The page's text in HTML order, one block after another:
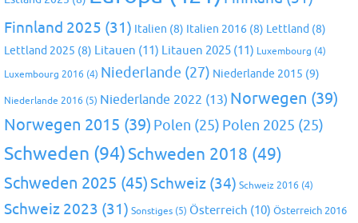
Finnland 2025 (31) Italien (8) Italien 2016 (8) Lettland (8)
Lettland 2025 (8) Litauen (11) Litauen 2025 (11) Luxembourg (4)
Luxembourg 2016 (4) Niederlande (27) Niederlande 2015 (9)
Niederlande 2016 (5) Niederlande 2022 (13) Norwegen (39)
Norwegen 2015 (39) Polen (25) Polen 2025 (25)
Schweden (94)Schweden 2018 (49)
Schweden 2025 (45)Schweiz (34) Schweiz 2016 (4)
Schweiz 2023 (31) Sonstiges (5) Österreich (10) Österreich 2016